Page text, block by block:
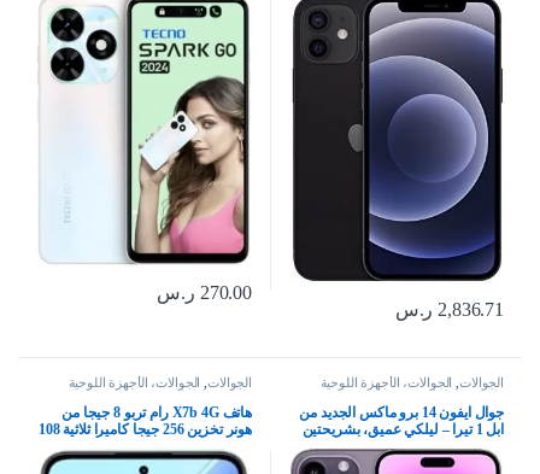
2,836.71 ر.س
اصدار الشرق الاوسط، ابيض
270.00 ر.س
الجوالات الجوالات، الأجهزة اللوحية
وإكسسواراتها
جوال ايفون 14 برو ماكس الجديد من
ابل 1 تيرا – ليلكي عميق، بشريحتين
الجوالات الجوالات، الأجهزة اللوحية
وإكسسواراتها
هاتف X7b 4G رام تربو 8 جيجا من
هونر تخزين 256 جيجا كاميرا ثلاثية 108
ميجا، شاشة 6.8 بوصة 90 هرتز،
بطارية 6000 مللي أمبير شحن 35 واط